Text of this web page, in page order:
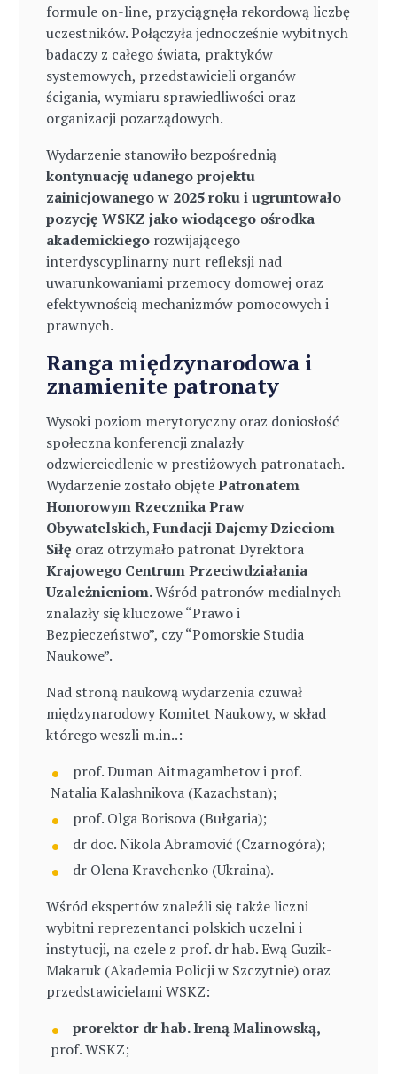
formule on-line, przyciągnęła rekordową liczbę
uczestników. Połączyła jednocześnie wybitnych
badaczy z całego świata, praktyków
systemowych, przedstawicieli organów
ścigania, wymiaru sprawiedliwości oraz
organizacji pozarządowych.
Wydarzenie stanowiło bezpośrednią
kontynuację udanego projektu
zainicjowanego w 2025 roku i ugruntowało
pozycję WSKZ jako wiodącego ośrodka
akademickiego rozwijającego
interdyscyplinarny nurt refleksji nad
uwarunkowaniami przemocy domowej oraz
efektywnością mechanizmów pomocowych i
prawnych.
Ranga międzynarodowa i
znamienite patronaty
Wysoki poziom merytoryczny oraz doniosłość
społeczna konferencji znalazły
odzwierciedlenie w prestiżowych patronatach.
Wydarzenie zostało objętePatronatem
Honorowym Rzecznika Praw
Obywatelskich,Fundacji Dajemy Dzieciom
Siłę oraz otrzymało patronat Dyrektora
Krajowego Centrum Przeciwdziałania
Uzależnieniom.Wśród patronów medialnych
znalazły się kluczowe “Prawo i
Bezpieczeństwo”, czy “Pomorskie Studia
Naukowe”.
Nad stroną naukową wydarzenia czuwał
międzynarodowy Komitet Naukowy, w skład
którego weszli m.in..:
prof. Duman Aitmagambetov i prof.
Natalia Kalashnikova (Kazachstan);
prof. Olga Borisova (Bułgaria);
dr doc. Nikola Abramović (Czarnogóra);
dr Olena Kravchenko (Ukraina).
Wśród ekspertów znaleźli się także liczni
wybitni reprezentanci polskich uczelni i
instytucji, na czele z prof. dr hab. Ewą Guzik-
Makaruk (Akademia Policji w Szczytnie) oraz
przedstawicielami WSKZ:
prorektor dr hab. Ireną Malinowską,
prof. WSKZ;